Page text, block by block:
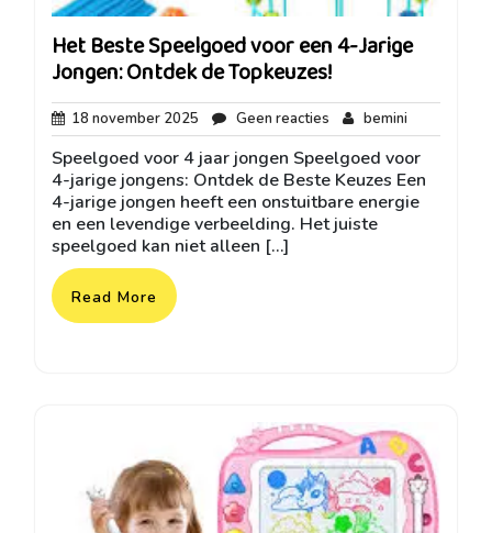
Het Beste Speelgoed voor een 4-Jarige
Jongen: Ontdek de Topkeuzes!
18 november 2025 18
november
2025
Geen reacties Geen
reacties
bemini
Speelgoed voor 4 jaar jongen Speelgoed voor
4-jarige jongens: Ontdek de Beste Keuzes Een
4-jarige jongen heeft een onstuitbare energie
en een levendige verbeelding. Het juiste
speelgoed kan niet alleen […]
Read More